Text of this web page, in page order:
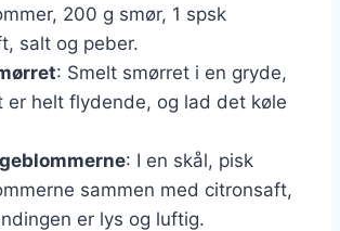
200 g smør, 1 spsk
salt og peber.
: Smelt smørret i en gryde,
er helt flydende, og lad det køle
: I en skål, pisk
sammen med citronsaft,
er lys og luftig.